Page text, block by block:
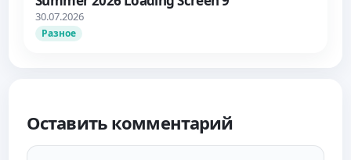
30.07.2026
Разное
Оставить комментарий